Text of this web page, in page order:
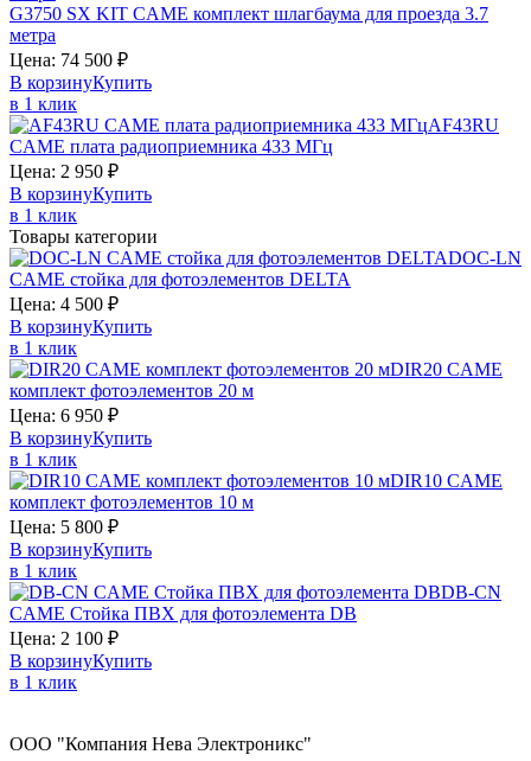
G3750 SX KIT CAME комплект шлагбаума для проезда 3.7
метра
Цена: 74 500 ₽
В корзинуКупить
в 1 клик
AF43RU
CAME плата радиоприемника 433 МГц
Цена: 2 950 ₽
В корзинуКупить
в 1 клик
Товары категории
DOC-LN
CAME стойка для фотоэлементов DELTA
Цена: 4 500 ₽
В корзинуКупить
в 1 клик
DIR20 CAME
комплект фотоэлементов 20 м
Цена: 6 950 ₽
В корзинуКупить
в 1 клик
DIR10 CAME
комплект фотоэлементов 10 м
Цена: 5 800 ₽
В корзинуКупить
в 1 клик
DB-СN
CAME Стойка ПВХ для фотоэлемента DB
Цена: 2 100 ₽
В корзинуКупить
в 1 клик
ООО "Компания Нева Электроникс"